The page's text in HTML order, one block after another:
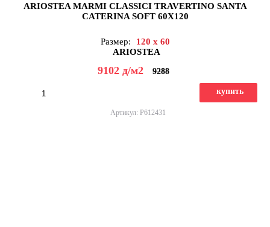
ARIOSTEA MARMI CLASSICI TRAVERTINO SANTA
CATERINA SOFT 60X120
Размер:
120 x 60
ARIOSTEA
9102 д/м2 9288
купить
Артикул: P612431